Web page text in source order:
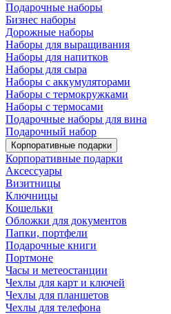
Подарочные наборы
Бизнес наборы
Дорожные наборы
Наборы для выращивания
Наборы для напитков
Наборы для сыра
Наборы с аккумуляторами
Наборы с термокружками
Наборы с термосами
Подарочные наборы для вина
Подарочный набор
Корпоративные подарки
Корпоративные подарки
Аксессуары
Визитницы
Ключницы
Кошельки
Обложки для документов
Папки, портфели
Подарочные книги
Портмоне
Часы и метеостанции
Чехлы для карт и ключей
Чехлы для планшетов
Чехлы для телефона